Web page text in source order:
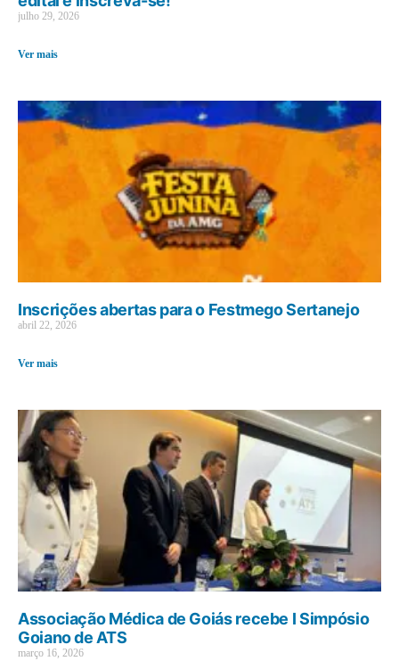
julho 29, 2026
Ver mais
Inscrições abertas para o Festmego Sertanejo
abril 22, 2026
Ver mais
Associação Médica de Goiás recebe I Simpósio
Goiano de ATS
março 16, 2026